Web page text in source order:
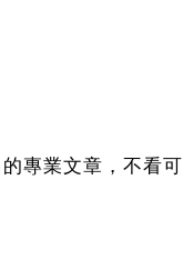
專業文章，不看可